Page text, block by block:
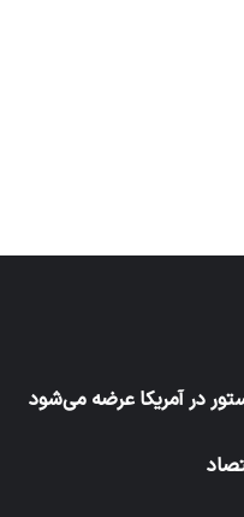
در آمریکا عرضه می‌شود